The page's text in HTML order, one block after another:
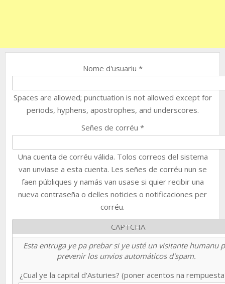
Nome d'usuariu *
Spaces are allowed; punctuation is not allowed except for
periods, hyphens, apostrophes, and underscores.
Señes de corréu *
Una cuenta de corréu válida. Tolos correos del sistema
van unviase a esta cuenta. Les señes de corréu nun se
faen públiques y namás van usase si quier recibir una
nueva contraseña o delles noticies o notificaciones per
corréu.
CAPTCHA
Esta entruga ye pa prebar si ye usté un visitante humanu
prevenir los unvios automáticos d'spam.
¿Cual ye la capital d'Asturies? (poner acentos na